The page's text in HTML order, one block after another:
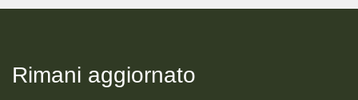
Rimani aggiornato